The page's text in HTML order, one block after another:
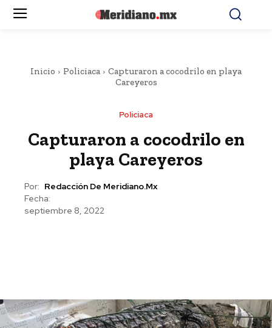
Inicio Policiaca
Capturaron a cocodrilo en playa
Careyeros
Policiaca
Capturaron a cocodrilo en
playa Careyeros
Por: Redacción De Meridiano.mx
Fecha:
septiembre 8, 2022